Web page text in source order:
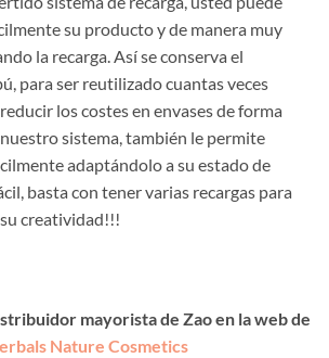
su producto y de manera muy
la recarga. Así se conserva el
para ser reutilizado cuantas veces
los costes en envases de forma
sistema, también le permite
adaptándolo a su estado de
basta con tener varias recargas para
creatividad!!!
mayorista de Zao en la web de
Nature Cosmetics